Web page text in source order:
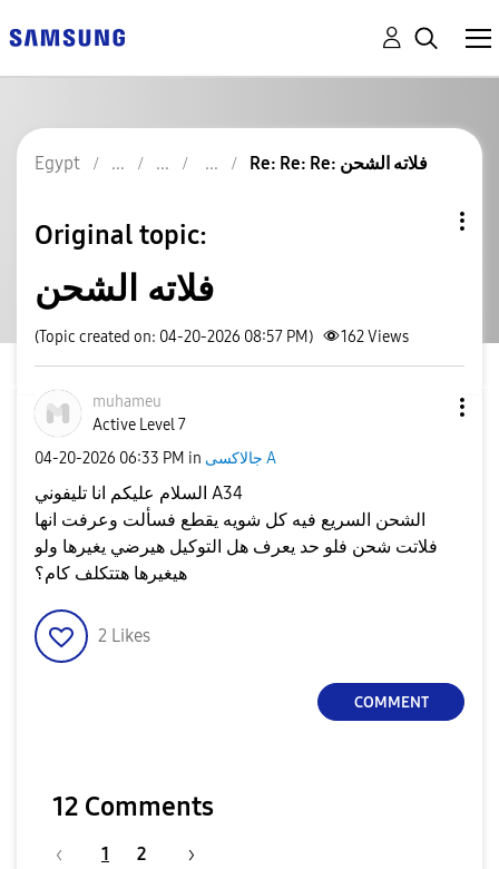
Egypt Re: Re: Re: فلاته الشحن
Original topic:
فلاته الشحن
(Topic created on: 04-20-2026 08:57 PM) 162Views
muhameu
Active Level 7
‎04-20-2026 06:33 PM in جالاكسى A
السلام عليكم انا تليفوني A34
الشحن السريع فيه كل شويه يقطع فسألت وعرفت انها
فلاتت شحن فلو حد يعرف هل التوكيل هيرضي يغيرها ولو
هيغيرها هتتكلف كام؟
2 Likes
COMMENT
12 Comments
1 2